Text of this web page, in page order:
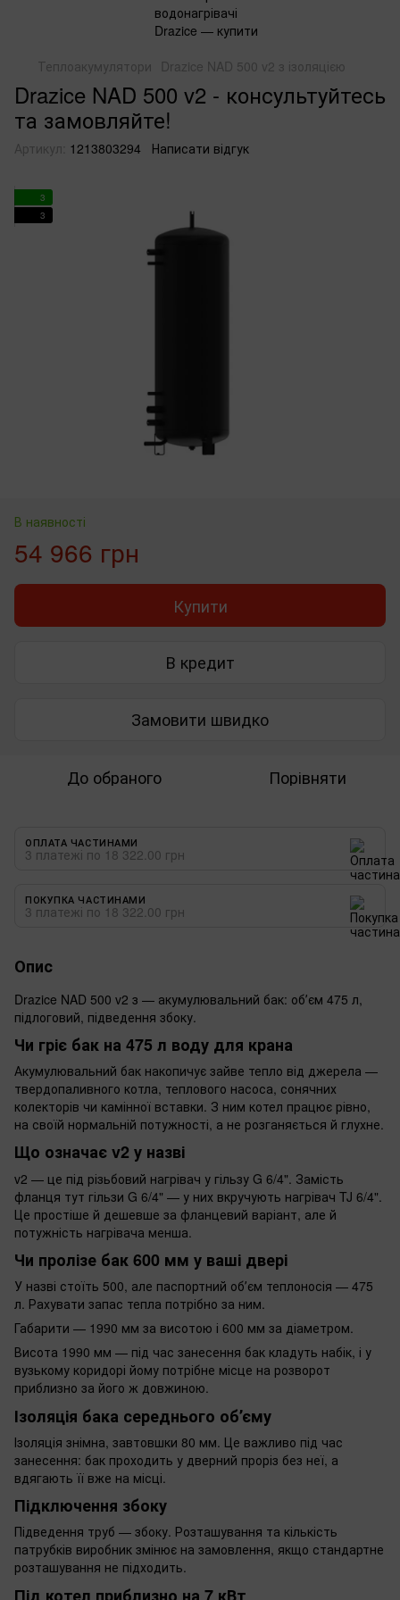
Теплоакумулятори Drazice NAD 500 v2 з ізоляцією
Drazice NAD 500 v2 - консультуйтесь
та замовляйте!
Артикул: 1213803294 Написати відгук
3
3
В наявності
54 966 грн
Купити
В кредит
Замовити швидко
До обраного Порівняти
ОПЛАТА ЧАСТИНАМИ
3 платежі по 18 322.00 грн
ПОКУПКА ЧАСТИНАМИ
3 платежі по 18 322.00 грн
Опис
Drazice NAD 500 v2 з — акумулювальний бак: обʼєм 475 л,
підлоговий, підведення збоку.
Чи гріє бак на 475 л воду для крана
Акумулювальний бак накопичує зайве тепло від джерела —
твердопаливного котла, теплового насоса, сонячних
колекторів чи камінної вставки. З ним котел працює рівно,
на своїй нормальній потужності, а не розганяється й глухне.
Що означає v2 у назві
v2 — це під різьбовий нагрівач у гільзу G 6/4". Замість
фланця тут гільзи G 6/4" — у них вкручують нагрівач TJ 6/4".
Це простіше й дешевше за фланцевий варіант, але й
потужність нагрівача менша.
Чи пролізе бак 600 мм у ваші двері
У назві стоїть 500, але паспортний обʼєм теплоносія — 475
л. Рахувати запас тепла потрібно за ним.
Габарити — 1990 мм за висотою і 600 мм за діаметром.
Висота 1990 мм — під час занесення бак кладуть набік, і у
вузькому коридорі йому потрібне місце на розворот
приблизно за його ж довжиною.
Ізоляція бака середнього обʼєму
Ізоляція знімна, завтовшки 80 мм. Це важливо під час
занесення: бак проходить у дверний проріз без неї, а
вдягають її вже на місці.
Підключення збоку
Підведення труб — збоку. Розташування та кількість
патрубків виробник змінює на замовлення, якщо стандартне
розташування не підходить.
Під котел приблизно на 7 кВт